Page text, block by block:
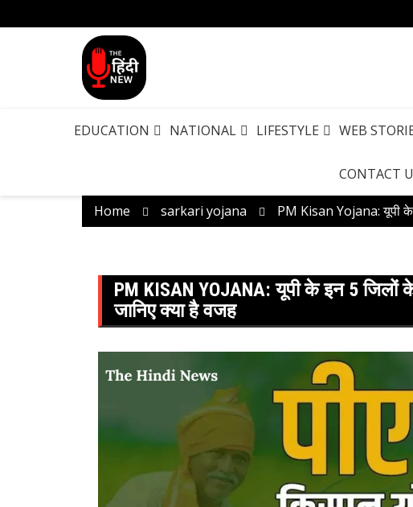
EDUCATION NATIONAL LIFESTYLE WEB
CONTACT
Home sarkari yojana PM Kisan Yojana: यूपी के
PM KISAN YOJANA: यूपी के इन 5 जिलों
जानिए क्या है वजह